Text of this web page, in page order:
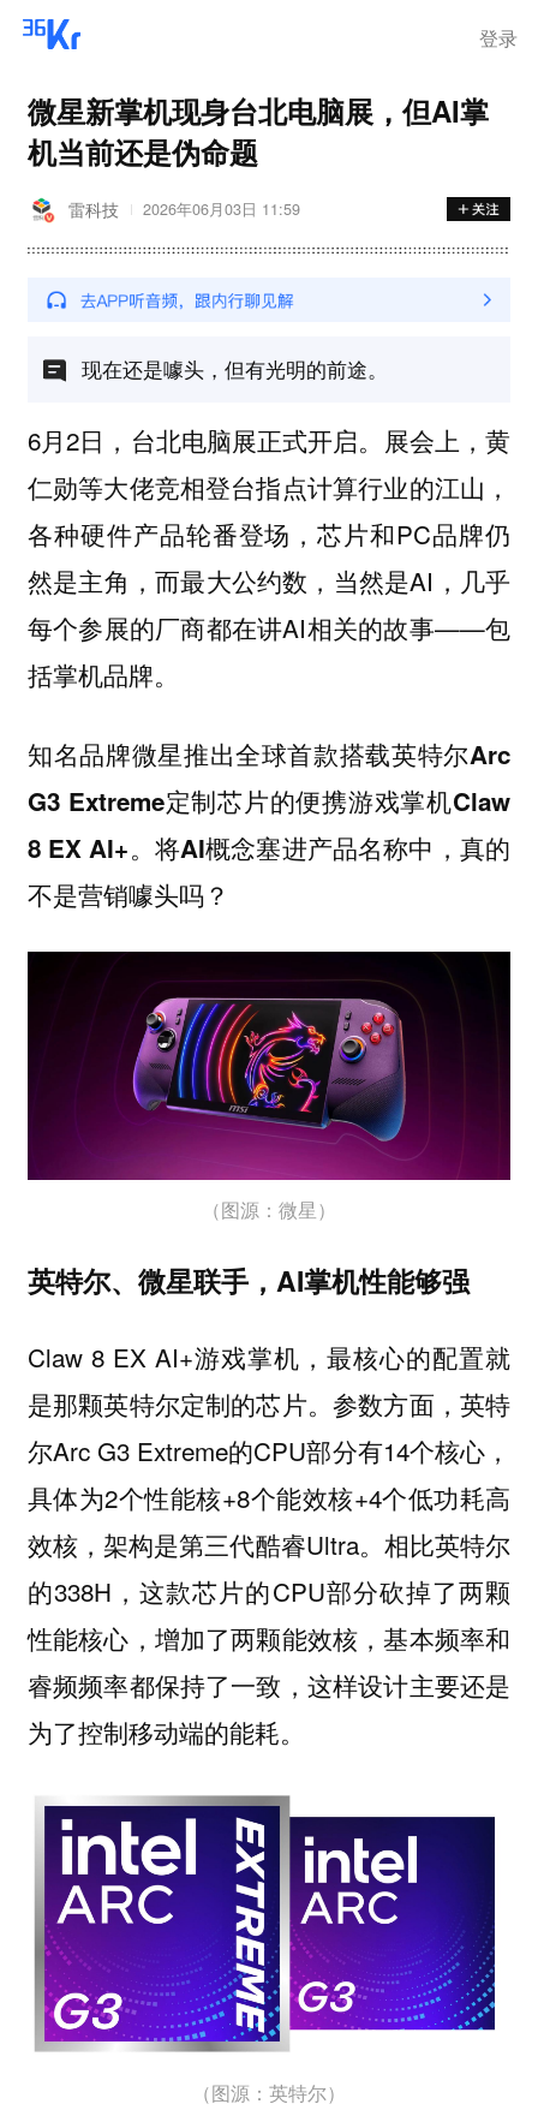
登录
微星新掌机现身台北电脑展，但AI掌
机当前还是伪命题
雷科技 2026年06月03日 11:59
现在还是噱头，但有光明的前途。
6月2日，台北电脑展正式开启。展会上，黄
仁勋等大佬竞相登台指点计算行业的江山，
各种硬件产品轮番登场，芯片和PC品牌仍
然是主角，而最大公约数，当然是AI，几乎
每个参展的厂商都在讲AI相关的故事——包
括掌机品牌。
知名品牌微星推出全球首款搭载英特尔Arc
G3 Extreme定制芯片的便携游戏掌机Claw
8 EX AI+。将AI概念塞进产品名称中，真的
不是营销噱头吗？
（图源：微星）
英特尔、微星联手，AI掌机性能够强
Claw 8 EX AI+游戏掌机，最核心的配置就
是那颗英特尔定制的芯片。参数方面，英特
尔Arc G3 Extreme的CPU部分有14个核心，
具体为2个性能核+8个能效核+4个低功耗高
效核，架构是第三代酷睿Ultra。相比英特尔
的338H，这款芯片的CPU部分砍掉了两颗
性能核心，增加了两颗能效核，基本频率和
睿频频率都保持了一致，这样设计主要还是
为了控制移动端的能耗。
（图源：英特尔）